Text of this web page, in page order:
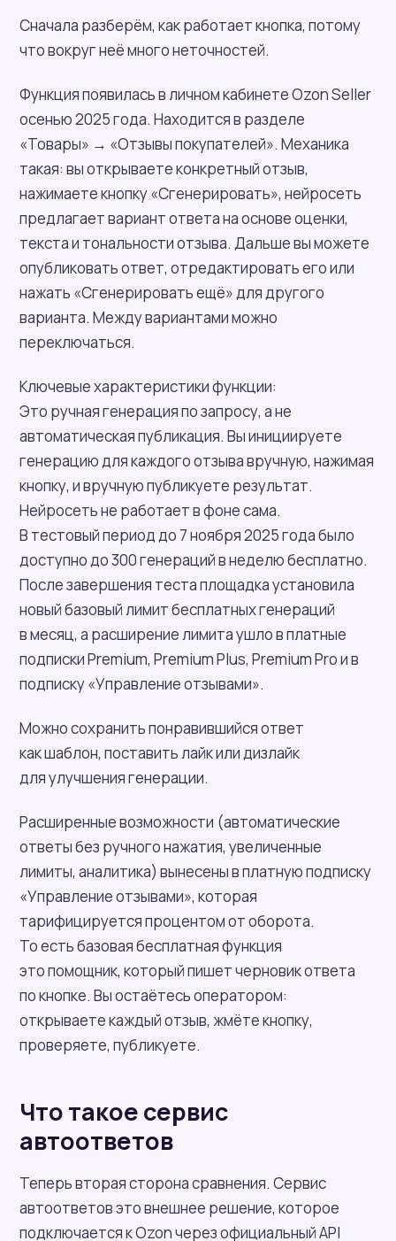
Сначала разберём, как работает кнопка, потому
что вокруг неё много неточностей.
Функция появилась в личном кабинете Ozon Seller
осенью 2025 года. Находится в разделе
«Товары» → «Отзывы покупателей». Механика
такая: вы открываете конкретный отзыв,
нажимаете кнопку «Сгенерировать», нейросеть
предлагает вариант ответа на основе оценки,
текста и тональности отзыва. Дальше вы можете
опубликовать ответ, отредактировать его или
нажать «Сгенерировать ещё» для другого
варианта. Между вариантами можно
переключаться.
Ключевые характеристики функции:
Это ручная генерация по запросу, а не
автоматическая публикация. Вы инициируете
генерацию для каждого отзыва вручную, нажимая
кнопку, и вручную публикуете результат.
Нейросеть не работает в фоне сама.
В тестовый период до 7 ноября 2025 года было
доступно до 300 генераций в неделю бесплатно.
После завершения теста площадка установила
новый базовый лимит бесплатных генераций
в месяц, а расширение лимита ушло в платные
подписки Premium, Premium Plus, Premium Pro и в
подписку «Управление отзывами».
Можно сохранить понравившийся ответ
как шаблон, поставить лайк или дизлайк
для улучшения генерации.
Расширенные возможности (автоматические
ответы без ручного нажатия, увеличенные
лимиты, аналитика) вынесены в платную подписку
«Управление отзывами», которая
тарифицируется процентом от оборота.
То есть базовая бесплатная функция
это помощник, который пишет черновик ответа
по кнопке. Вы остаётесь оператором:
открываете каждый отзыв, жмёте кнопку,
проверяете, публикуете.
Что такое сервис
автоответов
Теперь вторая сторона сравнения. Сервис
автоответов это внешнее решение, которое
подключается к Ozon через официальный API